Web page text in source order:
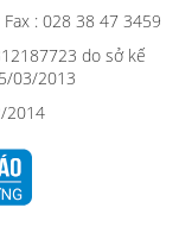
: 028 38 47 3459
do sở kế
03/2013
2014